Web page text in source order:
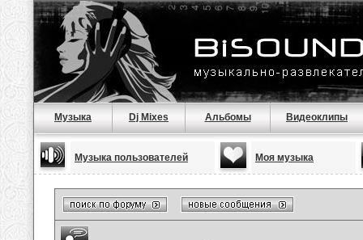
Музыка Dj Mixes Альбомы Видеоклипы
Музыка пользователей Моя музыка